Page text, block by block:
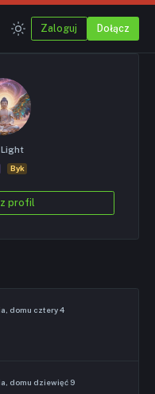
Zaloguj Dołącz
Light
Byk
profil
domu cztery 4
domu dziewięć 9